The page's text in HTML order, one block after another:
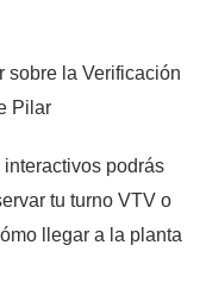
sobre la Verificación
Pilar
podrás
tu turno VTV o
llegar a la planta